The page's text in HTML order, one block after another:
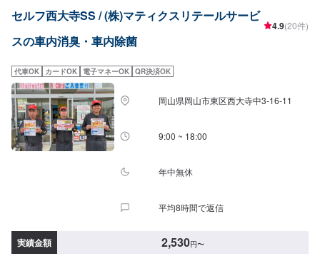
セルフ西大寺SS / (株)マティクスリテールサービ
スの車内消臭・車内除菌
4.9(20件)
代車OK カードOK 電子マネーOK QR決済OK
岡山県岡山市東区西大寺中3-16-11
9:00 ~ 18:00
年中無休
平均8時間で返信
実績金額 2,530円〜